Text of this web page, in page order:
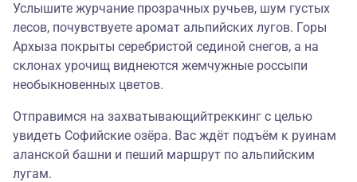
Услышите журчание прозрачных ручьев, шум густых
лесов, почувствуете аромат альпийских лугов. Горы
Архыза покрыты серебристой сединой снегов, а на
склонах урочищ виднеются жемчужные россыпи
необыкновенных цветов.
Отправимся на захватывающийтреккинг с целью
увидеть Софийские озёра. Вас ждёт подъём к руинам
аланской башни и пеший маршрут по альпийским
лугам.